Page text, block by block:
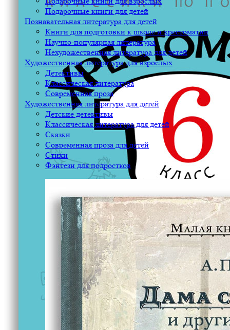
Подарочные книги для детей
Познавательная литература для детей
Книги для подготовки к школе и хрестоматии
Научно-популярная литература
Нехудожественная литература для детей
Художественная литература для взрослых
Детективы
Классическая литература
Современная проза
Художественная литература для детей
Детские детективы
Классическая литература для детей
Сказки
Современная проза для детей
Стихи
Фэнтези для подростков